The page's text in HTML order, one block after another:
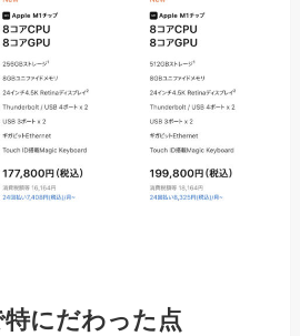
にだわった点